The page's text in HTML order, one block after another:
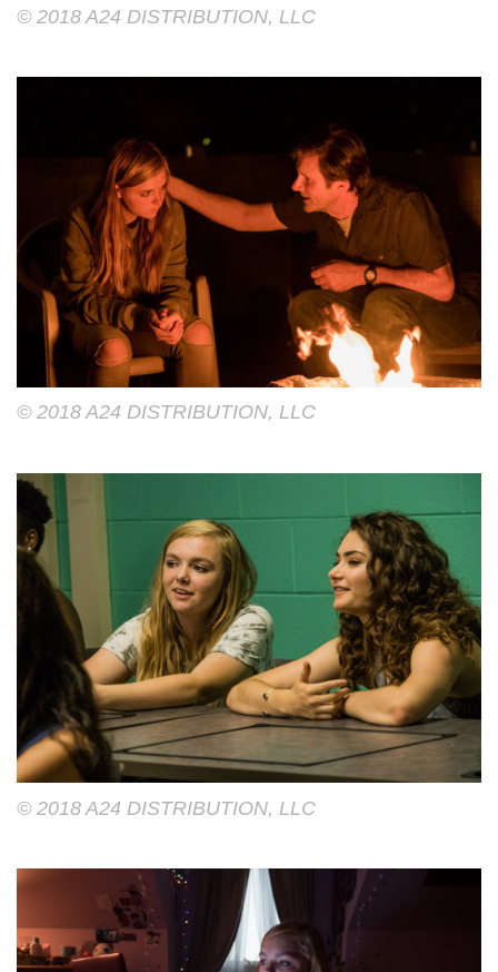
© 2018 A24 DISTRIBUTION, LLC
© 2018 A24 DISTRIBUTION, LLC
© 2018 A24 DISTRIBUTION, LLC